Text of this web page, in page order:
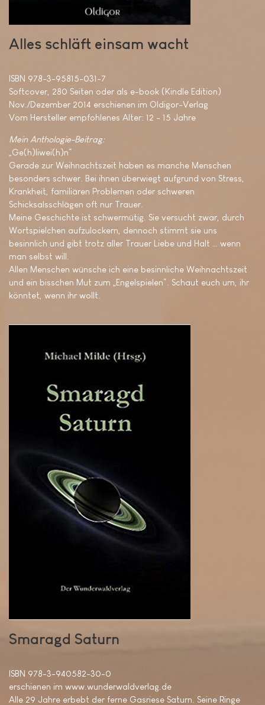
Alles schläft einsam wacht
ISBN 978-3-95815-031-7
Softcover, 280 Seiten oder als e-book (Kindle Edition)
Nov./Dezember 2014 erschienen im Oldigor-Verlag
Vom Hersteller empfohlenes Alter: 12 - 15 Jahre
Mein Anthologie-Beitrag:
„Ge(h)liwei(h)n“
Gerade zur Weihnachtszeit haben es manche Menschen
besonders schwer. Bei ihnen überwiegt aufgrund von Stress,
Krankheit, familiären Problemen oder schweren
Schicksalsschlägen oft nur Trauer.
Meine Geschichte ist schwermütig. Sie versucht zwar, durch
Wortspielchen aufzulockern, dennoch stimmt sie uns
besinnlich und gibt trotz aller Trauer Liebe und Halt … wenn
man selbst will.
Allen Menschen wünsche ich eine besinnliche Weihnachtszeit
und ein bisschen Mut zum „Engelspielen“. Schaut euch um, ihr
könntet, wenn ihr wollt.
Smaragd Saturn
ISBN 978-3-940582-30-0
erschienen im www.wunderwaldverlag.de
Alle 29 Jahre erbebt der ferne Gasriese Saturn. Seine Ringe